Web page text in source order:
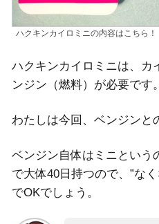
ハクキンカイロミニの内容はこちら！
ハクキンカイロミニは、カ
ンジン（燃料）が必要です。
わたしは今回、ベンジンと
ベンジン自体はミニという
で大体40日持つので、”な
でOKでしょう。